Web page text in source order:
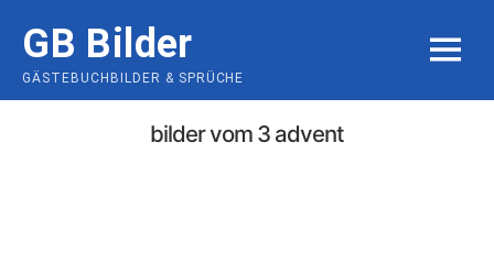
content
GB Bilder
GÄSTEBUCHBILDER & SPRÜCHE
MENU
bilder vom 3 advent